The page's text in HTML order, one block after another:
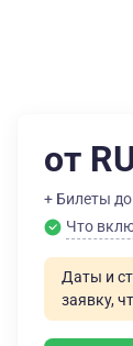
от
+ Билеты
Что
Даты и
заявку,